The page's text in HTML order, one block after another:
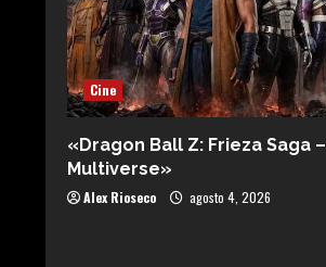
Cine
«Dragon Ball Z: Frieza Saga –
Multiverse»
Alex Rioseco agosto 4, 2026